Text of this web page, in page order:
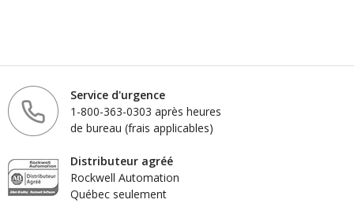
Service d'urgence
1-800-363-0303 après heures
de bureau (frais applicables)
Distributeur agréé
Rockwell Automation
Québec seulement